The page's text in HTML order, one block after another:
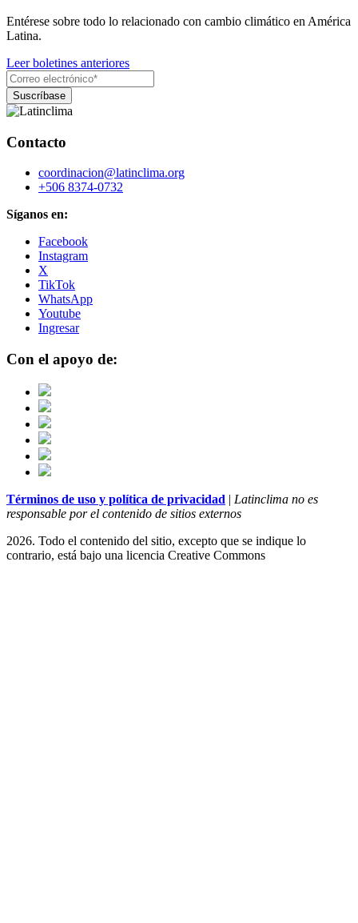
Entérese sobre todo lo relacionado con cambio climático en América
Latina.
Leer boletines anteriores
Contacto
coordinacion@latinclima.org
+506 8374-0732
Síganos en:
Facebook
Instagram
X
TikTok
WhatsApp
Youtube
Ingresar
Con el apoyo de:
Términos de uso y política de privacidad | Latinclima no es
responsable por el contenido de sitios externos
2026. Todo el contenido del sitio, excepto que se indique lo
contrario, está bajo una licencia Creative Commons